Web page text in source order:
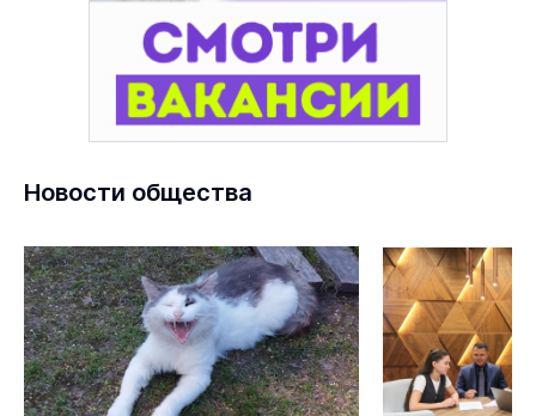
Новости общества